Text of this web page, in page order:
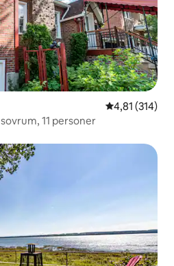
4,81 av 5 i
4,81 (314)
11 personer